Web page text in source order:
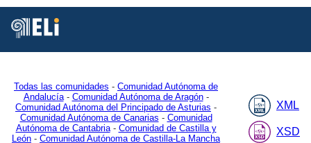
XML
XSD
Todas las comunidades - Comunidad Autónoma de
Andalucía- Comunidad Autónoma de Aragón-
Comunidad Autónoma del Principado de Asturias -
Comunidad Autónoma de Canarias - Comunidad
Autónoma de Cantabria- Comunidad de Castilla y
León - Comunidad Autónoma de Castilla-La Mancha